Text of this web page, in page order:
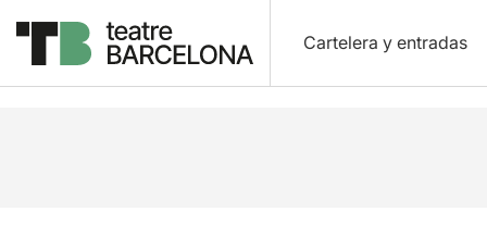
Cartelera y entradas